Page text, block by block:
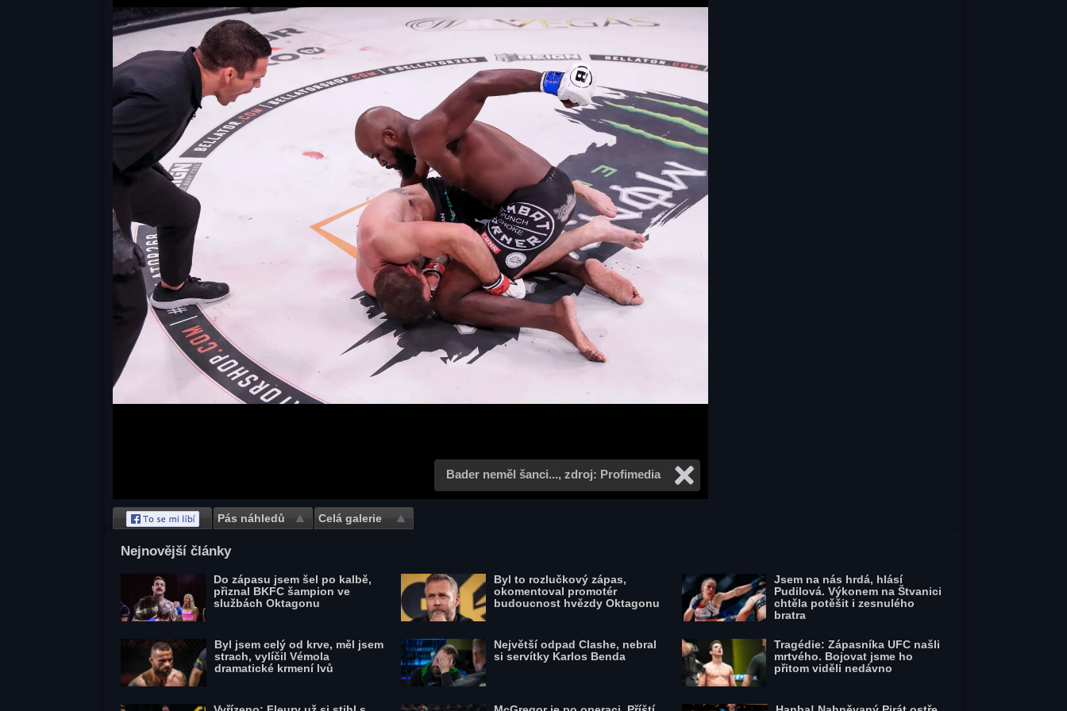
Bader neměl šanci..., zdroj: Profimedia
Pás náhledů Celá galerie
Nejnovější články
Do zápasu jsem šel po kalbě,
přiznal BKFC šampion ve
službách Oktagonu
Byl jsem celý od krve, měl jsem
strach, vylíčil Vémola
dramatické krmení lvů
Byl to rozlučkový zápas,
okomentoval promotér
budoucnost hvězdy Oktagonu
Největší odpad Clashe, nebral
si servítky Karlos Benda
Jsem na nás hrdá, hlásí
Pudilová. Výkonem na Štvanici
chtěla potěšit i zesnulého
bratra
Tragédie: Zápasníka UFC našli
mrtvého. Bojovat jsme ho
přitom viděli nedávno